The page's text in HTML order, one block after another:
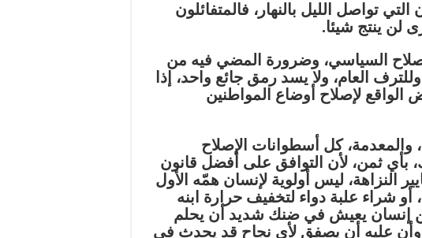
تواصل الليل بالنهار، فالمتفائلون
لن ينتج شيئا.
السياسي، وضرورة المضي فيه من
العام، ولا يسد رمق جائع واحد، إذا
لإصلاح أوضاع المواطنين
والمعدمة، كل أسطوانات الإصلاح
بأي ثمن، لأن التوافق على أفضل قانون
النزاهة، ليس أولوية لإنسان همّه الأول
أو شراء علبة دواء لتخفيف حرارة ابنه
إنسان يعيش في ضنك شديد أن يحلم
وأن عليه أن يصفق لأي نجاح قد يحدث في